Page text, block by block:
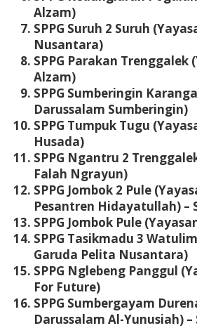
Alzam)
SPPG Suruh 2 Suruh
Nusantara)
SPPG Parakan Trenggalek
Alzam)
SPPG Sumberingin
Darussalam Sumberingin)
SPPG Tumpuk Tugu
Husada)
SPPG Ngantru 2
Falah Ngrayun)
SPPG Jombok 2 Pule
Pesantren Hidayatullah) –
SPPG Jombok Pule
SPPG Tasikmadu 3
Garuda Pelita Nusantara)
SPPG Nglebeng Panggul
For Future)
SPPG Sumbergayam
Darussalam Al-Yunusiah) –